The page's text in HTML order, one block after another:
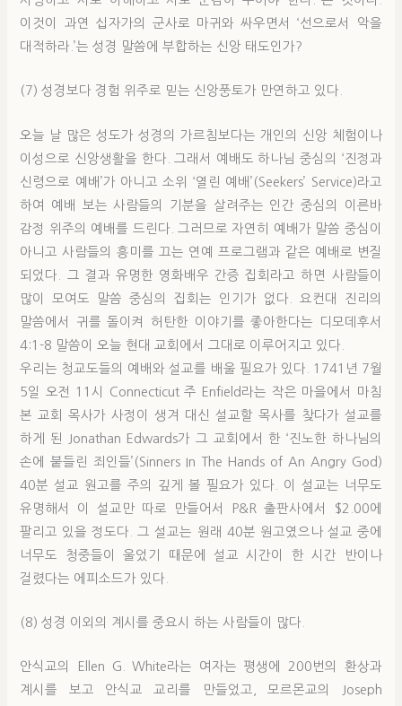
이것이 과연 십자가의 군사로 마귀와 싸우면서 ‘선으로서 악을
대적하라.’는 성경 말씀에 부합하는 신앙 태도인가?
(7) 성경보다 경험 위주로 믿는 신앙풍토가 만연하고 있다.
오늘 날 많은 성도가 성경의 가르침보다는 개인의 신앙 체험이나
이성으로 신앙생활을 한다. 그래서 예배도 하나님 중심의 ‘진정과
신령으로 예배’가 아니고 소위 ‘열린 예배’(Seekers’ Service)라고
하여 예배 보는 사람들의 기분을 살려주는 인간 중심의 이른바
감정 위주의 예배를 드린다. 그러므로 자연히 예배가 말씀 중심이
아니고 사람들의 흥미를 끄는 연예 프로그램과 같은 예배로 변질
되었다. 그 결과 유명한 영화배우 간증 집회라고 하면 사람들이
많이 모여도 말씀 중심의 집회는 인기가 없다. 요컨대 진리의
말씀에서 귀를 돌이켜 허탄한 이야기를 좋아한다는 디모데후서
4:1-8 말씀이 오늘 현대 교회에서 그대로 이루어지고 있다.
우리는 청교도들의 예배와 설교를 배울 필요가 있다. 1741년 7월
5일 오전 11시 Connecticut 주 Enfield라는 작은 마을에서 마침
본 교회 목사가 사정이 생겨 대신 설교할 목사를 찾다가 설교를
하게 된 Jonathan Edwards가 그 교회에서 한 ‘진노한 하나님의
손에 붙들린 죄인들’(Sinners In The Hands of An Angry God)
40분 설교 원고를 주의 깊게 볼 필요가 있다. 이 설교는 너무도
유명해서 이 설교만 따로 만들어서 P&R 출판사에서 $2.00에
팔리고 있을 정도다. 그 설교는 원래 40분 원고였으나 설교 중에
너무도 청중들이 울었기 때문에 설교 시간이 한 시간 반이나
걸렸다는 에피소드가 있다.
(8) 성경 이외의 계시를 중요시 하는 사람들이 많다.
안식교의 Ellen G. White라는 여자는 평생에 200번의 환상과
계시를 보고 안식교 교리를 만들었고, 모르몬교의 Joseph